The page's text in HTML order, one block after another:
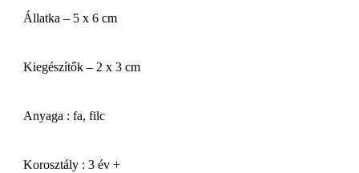
Állatka – 5 x 6 cm
Kiegészítők – 2 x 3 cm
Anyaga : fa, filc
Korosztály : 3 év +